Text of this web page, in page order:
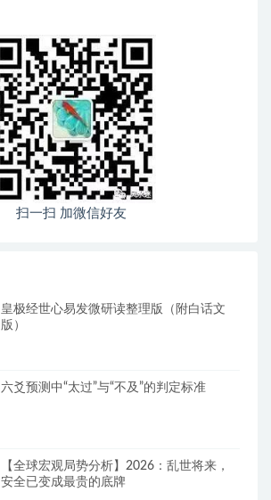
扫一扫 加微信好友
皇极经世心易发微研读整理版（附白话文
版）
六爻预测中“太过”与“不及”的判定标准
【全球宏观局势分析】2026：乱世将来，
安全已变成最贵的底牌